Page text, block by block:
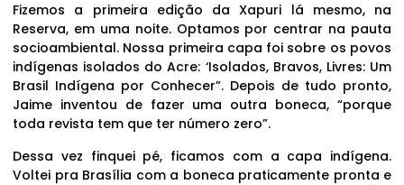
Fizemos a primeira edição da Xapuri lá mesmo, na
Reserva, em uma noite. Optamos por centrar na pauta
socioambiental. Nossa primeira capa foi sobre os povos
indígenas isolados do Acre: ‘Isolados, Bravos, Livres: Um
Brasil Indígena por Conhecer”. Depois de tudo pronto,
Jaime inventou de fazer uma outra boneca, “porque
toda revista tem que ter número zero”.
Dessa vez finquei pé, ficamos com a capa indígena.
Voltei pra Brasília com a boneca praticamente pronta e